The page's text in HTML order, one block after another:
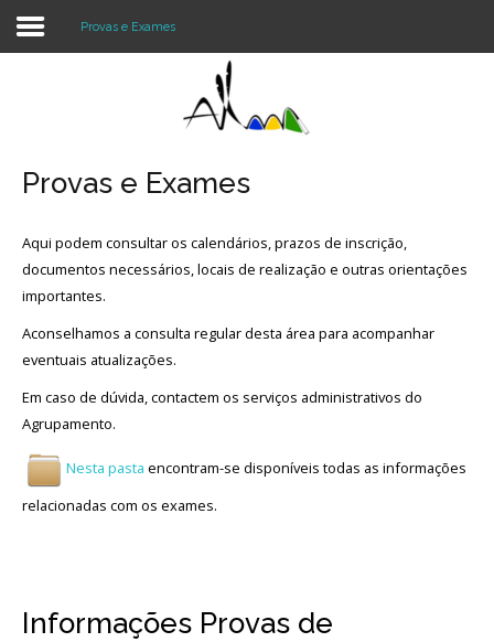
Agrupamento
Alunos e Pais
Oferta
Projetos
Contactos
Provas e Exames
Provas e Exames
Aqui podem consultar os calendários, prazos de inscrição,
documentos necessários, locais de realização e outras orientações
importantes.
Aconselhamos a consulta regular desta área para acompanhar
eventuais atualizações.
Em caso de dúvida, contactem os serviços administrativos do
Agrupamento.
Nesta pasta encontram-se disponíveis todas as informações
relacionadas com os exames.
Informações Provas de